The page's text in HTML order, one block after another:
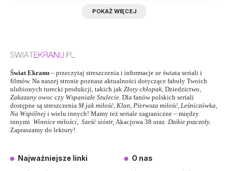
POKAŻ WIĘCEJ
Świat Ekranu – przeczytaj streszczenia i informacje ze świata seriali i
filmów. Na naszej stronie poznasz aktualności dotyczące fabuły Twoich
ulubionych turecki produkcji, takich jak Złoty chłopak, Dziedzictwo,
Zakazany owoc czy Wspaniałe Stulecie. Dla fanów polskich seriali
dostępne są streszczenia M jak miłość, Klan, Pierwsza miłość, Leśniczówka,
Na Wspólnej i wielu innych! Mamy też seriale zagraniczne – między
innymi Winnice miłości, Sześć sióstr, Akacjowa 38 oraz Dzikie pszczoły.
Zapraszamy do lektury!
Najważniejsze linki O nas